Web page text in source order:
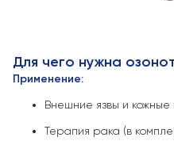
Для чего нужна
Применение:
Внешние язвы и
Терапия рака (в